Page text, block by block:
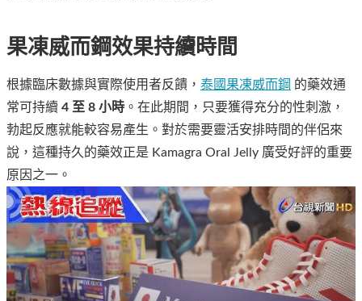
果凍威而鋼效果持續時間
根據臨床數據與實際使用者反饋， 泰國果凍威而鋼 的藥效通
常可持續 4 至 8 小時 。在此期間，只要獲得充分的性刺激，
勃起反應就能較容易產生。對於需要靈活安排時間的伴侶來
說，這種持久的藥效正是 Kamagra Oral Jelly 廣受好評的重要
原因之一。